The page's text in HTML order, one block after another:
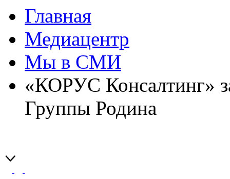
Главная
Медиацентр
Мы в СМИ
«КОРУС Консалтинг»
Группы Родина